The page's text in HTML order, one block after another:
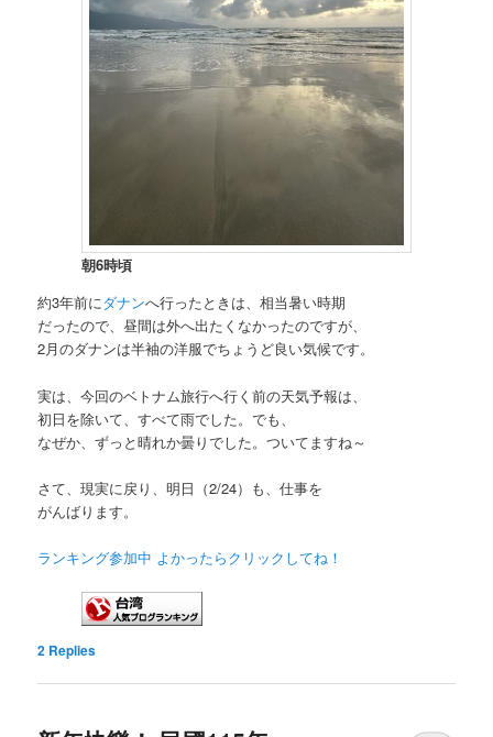
朝6時頃
約3年前にダナンへ行ったときは、相当暑い時期
だったので、昼間は外へ出たくなかったのですが、
2月のダナンは半袖の洋服でちょうど良い気候です。
実は、今回のベトナム旅行へ行く前の天気予報は、
初日を除いて、すべて雨でした。でも、
なぜか、ずっと晴れか曇りでした。ついてますね～
さて、現実に戻り、明日（2/24）も、仕事を
がんばります。
ランキング参加中 よかったらクリックしてね！
2 Replies